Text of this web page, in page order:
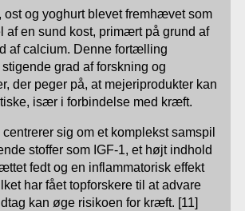
ost og yoghurt blevet fremhævet som
af en sund kost, primært på grund af
af calcium. Denne fortælling
grad af forskning og
der peger på, at mejeriprodukter kan
især i forbindelse med kræft.
sig om et komplekst samspil
stoffer som IGF-1, et højt indhold
fedt og en inflammatorisk effekt
har fået topforskere til at advare
kan øge risikoen for kræft. [11]